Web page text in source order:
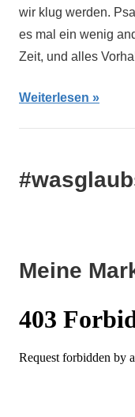
wir klug werden.
es mal ein wenig
Zeit, und alles
Weiterlesen
Meine